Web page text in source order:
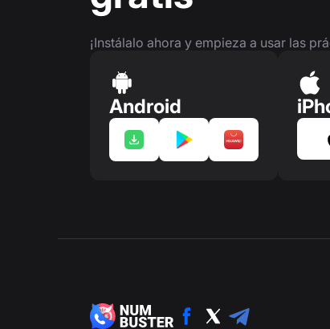
¡Instálalo ahora y empieza a usar las
Android